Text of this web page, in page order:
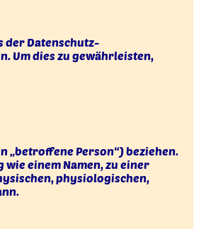
der Datenschutz-
Um dies zu gewährleisten,
„betroffene Person“) beziehen.
einem Namen, zu einer
physiologischen,